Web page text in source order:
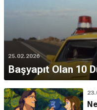
25.02.2026
Başyapıt Olan 10